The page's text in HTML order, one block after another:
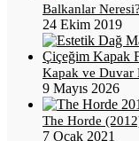
Balkanlar
24 Ekim 2019
Kapak ve Duvar
9 Mayıs 2026
The Horde
7 Ocak 2021